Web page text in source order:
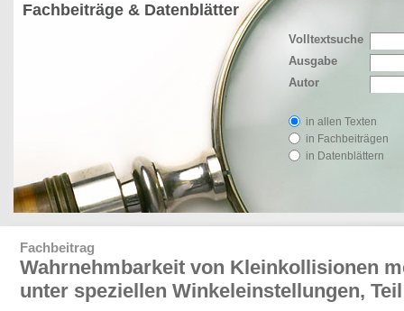
Volltextsuche
Ausgabe
Autor
in allen Texten
in Fachbeiträgen
in Datenblättern
Fachbeiträge & Datenblätter
Fachbeitrag
Wahrnehmbarkeit von Kleinkollisionen
unter speziellen Winkeleinstellungen,